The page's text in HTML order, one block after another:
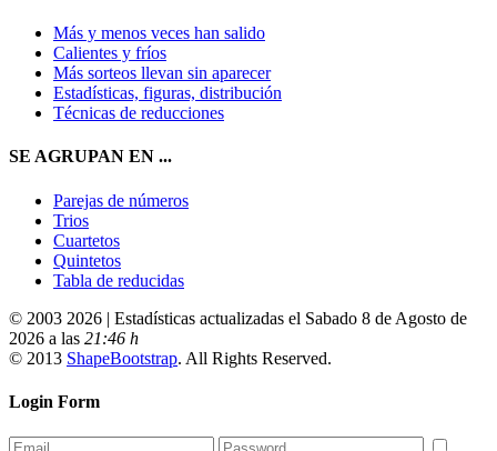
Más y menos veces han salido
Calientes y fríos
Más sorteos llevan sin aparecer
Estadísticas, figuras, distribución
Técnicas de reducciones
SE AGRUPAN EN ...
Parejas de números
Trios
Cuartetos
Quintetos
Tabla de reducidas
© 2003 2026 | Estadísticas actualizadas el Sabado 8 de Agosto de
2026 a las 21:46 h
© 2013 ShapeBootstrap. All Rights Reserved.
Login Form